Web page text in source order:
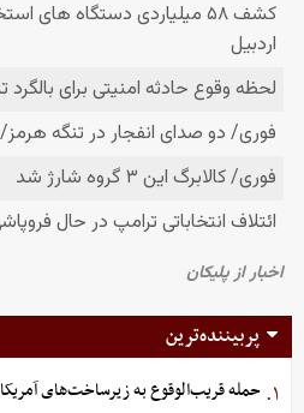
پربیننده‌ترین
۱. حمله قریب‌الوقوع به زیرساخت‌های آمریکا